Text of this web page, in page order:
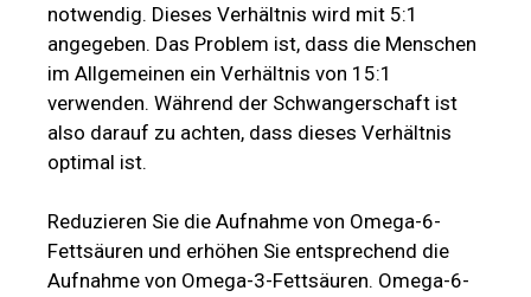
notwendig. Dieses Verhältnis wird mit 5:1
angegeben. Das Problem ist, dass die Menschen
im Allgemeinen ein Verhältnis von 15:1
verwenden. Während der Schwangerschaft ist
also darauf zu achten, dass dieses Verhältnis
optimal ist.
Reduzieren Sie die Aufnahme von Omega-6-
Fettsäuren und erhöhen Sie entsprechend die
Aufnahme von Omega-3-Fettsäuren. Omega-6-